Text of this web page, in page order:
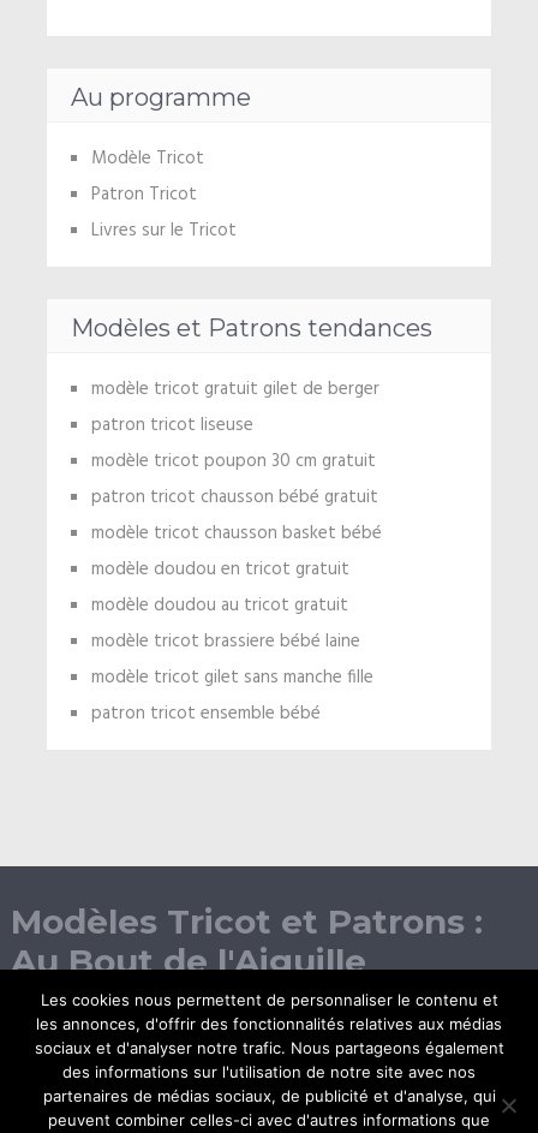
Au programme
Modèle Tricot
Patron Tricot
Livres sur le Tricot
Modèles et Patrons tendances
modèle tricot gratuit gilet de berger
patron tricot liseuse
modèle tricot poupon 30 cm gratuit
patron tricot chausson bébé gratuit
modèle tricot chausson basket bébé
modèle doudou en tricot gratuit
modèle doudou au tricot gratuit
modèle tricot brassiere bébé laine
modèle tricot gilet sans manche fille
patron tricot ensemble bébé
Modèles Tricot et Patrons :
Au Bout de l'Aiguille
Les cookies nous permettent de personnaliser le contenu et
les annonces, d'offrir des fonctionnalités relatives aux médias
sociaux et d'analyser notre trafic. Nous partageons également
des informations sur l'utilisation de notre site avec nos
partenaires de médias sociaux, de publicité et d'analyse, qui
peuvent combiner celles-ci avec d'autres informations que